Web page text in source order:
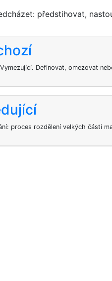
předstihovat,
Definovat, omezovat
proces rozdělení velkých částí